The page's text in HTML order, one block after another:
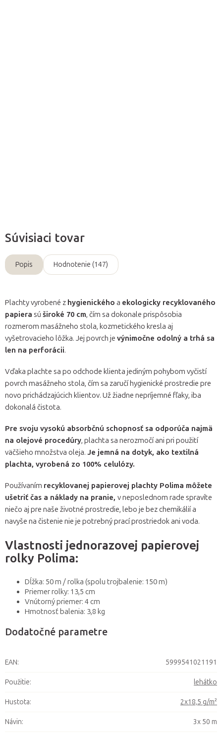
Súvisiaci tovar
Popis Hodnotenie (147)
Plachty vyrobené z hygienického a ekologicky recyklovaného
papiera sú široké 70 cm, čím sa dokonale prispôsobia
rozmerom masážneho stola, kozmetického kresla aj
vyšetrovacieho lôžka. Jej povrch je výnimočne odolný a trhá sa
len na perforácii.
Vďaka plachte sa po odchode klienta jediným pohybom vyčistí
povrch masážneho stola, čím sa zaručí hygienické prostredie pre
novo prichádzajúcich klientov. Už žiadne nepríjemné fľaky, iba
dokonalá čistota.
Pre svoju vysokú absorbčnú schopnosť sa odporúča najmä
na olejové procedúry, plachta sa nerozmočí ani pri použití
väčšieho množstva oleja. Je jemná na dotyk, ako textilná
plachta, vyrobená zo 100% celulózy.
Používaním recyklovanej papierovej plachty Polima môžete
ušetriť čas a náklady na pranie, v neposlednom rade spravíte
niečo aj pre naše životné prostredie, lebo je bez chemikálií a
navyše na čistenie nie je potrebný prací prostriedok ani voda.
Vlastnosti jednorazovej papierovej
rolky Polima:
Dĺžka: 50 m / rolka (spolu trojbalenie: 150 m)
Priemer rolky: 13,5 cm
Vnútorný priemer: 4 cm
Hmotnosť balenia: 3,8 kg
Dodatočné parametre
EAN: 5999541021191
Použitie: lehátko
Hustota: 2x18,5 g/m²
Návin: 3x 50 m